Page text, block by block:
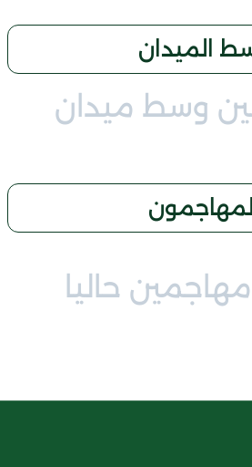
الميدان
وسط ميدان
المهاجمون
حاليا